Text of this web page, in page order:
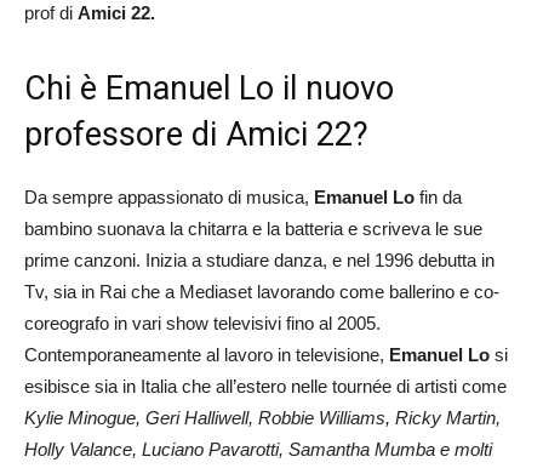
prof di Amici 22.
Chi è Emanuel Lo il nuovo
professore di Amici 22?
Da sempre appassionato di musica, Emanuel Lo fin da
bambino suonava la chitarra e la batteria e scriveva le sue
prime canzoni. Inizia a studiare danza, e nel 1996 debutta in
Tv, sia in Rai che a Mediaset lavorando come ballerino e co-
coreografo in vari show televisivi fino al 2005.
Contemporaneamente al lavoro in televisione, Emanuel Lo si
esibisce sia in Italia che all’estero nelle tournée di artisti come
Kylie Minogue, Geri Halliwell, Robbie Williams, Ricky Martin,
Holly Valance, Luciano Pavarotti, Samantha Mumba e molti